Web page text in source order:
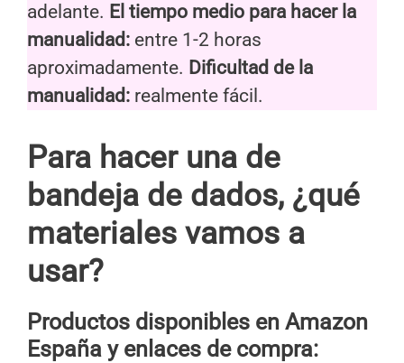
adelante. El tiempo medio para hacer la
manualidad: entre 1-2 horas
aproximadamente. Dificultad de la
manualidad: realmente fácil.
Para hacer una de
bandeja de dados, ¿qué
materiales vamos a
usar?
Productos disponibles en Amazon
España y enlaces de compra: